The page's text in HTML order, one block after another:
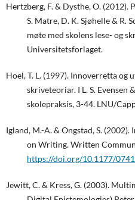
Hertzberg, F. & Dysthe, O. (2012).
S. Matre, D. K. Sjøhelle & R.
møte med skolens lese- og
Universitetsforlaget.
Hoel, T. L. (1997). Innoverretta
skriveteoriar. I L. S. Evensen
skolepraksis, 3-44. LNU/
Igland, M.-A. & Ongstad, S.
on Writing. Written
https://doi.org/10.1177/
Jewitt, C. & Kress, G. (2003).